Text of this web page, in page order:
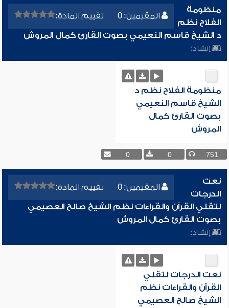
المقيمين: 0 تقييم المادة:
منظومة
الفلاح نظم
د الشيخ قاسم النعيمي بصوت القارئ كمال المروش
إنشاد:
منظومة الفلاح نظم د
الشيخ قاسم النعيمي
بصوت القارئ كمال
المروش
751
0
0
المقيمين: 0 تقييم المادة:
نعت
الدرجات
لتقلي القرآن والقراءات نظم الشيخ صالح العصيمي
بصوت القارئ كمال المروش
إنشاد:
نعت الدرجات لتقلي
القرآن والقراءات نظم
الشيخ صالح العصيمي